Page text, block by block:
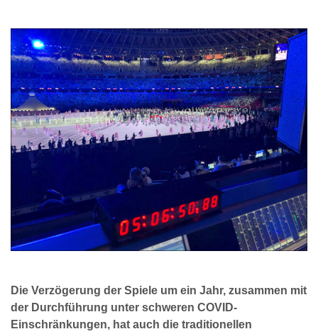
Die Verzögerung der Spiele um ein Jahr, zusammen mit
der Durchführung unter schweren COVID-
Einschränkungen, hat auch die traditionellen